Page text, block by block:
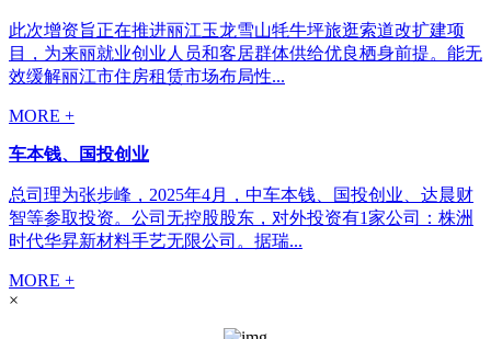
此次增资旨正在推进丽江玉龙雪山牦牛坪旅逛索道改扩建项
目，为来丽就业创业人员和客居群体供给优良栖身前提。能无
效缓解丽江市住房租赁市场布局性...
MORE +
车本钱、国投创业
总司理为张步峰，2025年4月，中车本钱、国投创业、达晨财
智等参取投资。公司无控股股东，对外投资有1家公司：株洲
时代华昇新材料手艺无限公司。据瑞...
MORE +
×